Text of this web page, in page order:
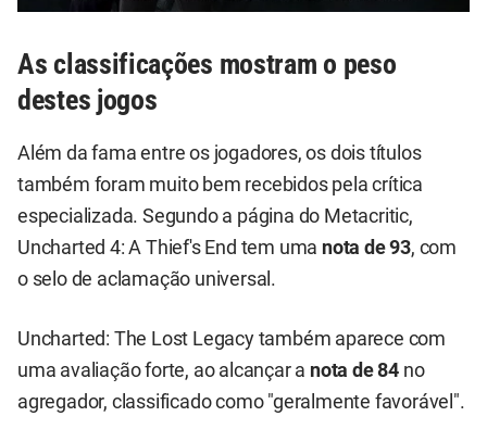
As classificações mostram o peso
destes jogos
Além da fama entre os jogadores, os dois títulos
também foram muito bem recebidos pela crítica
especializada. Segundo a página do Metacritic,
Uncharted 4: A Thief's End tem uma nota de 93, com
o selo de aclamação universal.
Uncharted: The Lost Legacy também aparece com
uma avaliação forte, ao alcançar a nota de 84 no
agregador, classificado como "geralmente favorável".